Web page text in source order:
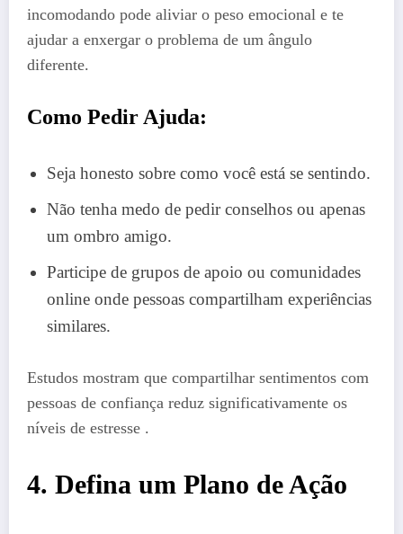
incomodando pode aliviar o peso emocional e te
ajudar a enxergar o problema de um ângulo
diferente.
Como Pedir Ajuda:
Seja honesto sobre como você está se sentindo.
Não tenha medo de pedir conselhos ou apenas
um ombro amigo.
Participe de grupos de apoio ou comunidades
online onde pessoas compartilham experiências
similares.
Estudos mostram que compartilhar sentimentos com
pessoas de confiança reduz significativamente os
níveis de estresse .
4. Defina um Plano de Ação